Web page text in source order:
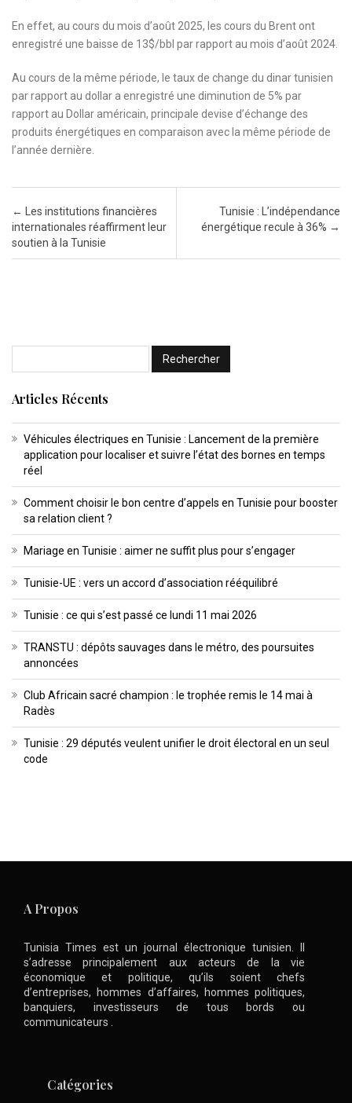
En effet, au cours du mois d’août 2025, les cours du Brent ont
enregistré une baisse de 13$/bbl par rapport au mois d’août 2024.
Au cours de la même période, le taux de change du dinar tunisien
par rapport au dollar a enregistré une diminution de 5% par
rapport au Dollar américain, principale devise d’échange des
produits énergétiques en comparaison avec la même période de
l’année dernière.
Post navigation
←
Les institutions financières
internationales réaffirment leur
soutien à la Tunisie
Tunisie : L’indépendance
énergétique recule à 36% →
Articles Récents
Véhicules électriques en Tunisie : Lancement de la première
application pour localiser et suivre l’état des bornes en temps
réel
Comment choisir le bon centre d’appels en Tunisie pour booster
sa relation client ?
Mariage en Tunisie : aimer ne suffit plus pour s’engager
Tunisie-UE : vers un accord d’association rééquilibré
Tunisie : ce qui s’est passé ce lundi 11 mai 2026
TRANSTU : dépôts sauvages dans le métro, des poursuites
annoncées
Club Africain sacré champion : le trophée remis le 14 mai à
Radès
Tunisie : 29 députés veulent unifier le droit électoral en un seul
code
A Propos
Tunisia Times est un journal électronique tunisien. Il
s’adresse principalement aux acteurs de la vie
économique et politique, qu’ils soient chefs
d’entreprises, hommes d’affaires, hommes politiques,
banquiers, investisseurs de tous bords ou
communicateurs .
Catégories